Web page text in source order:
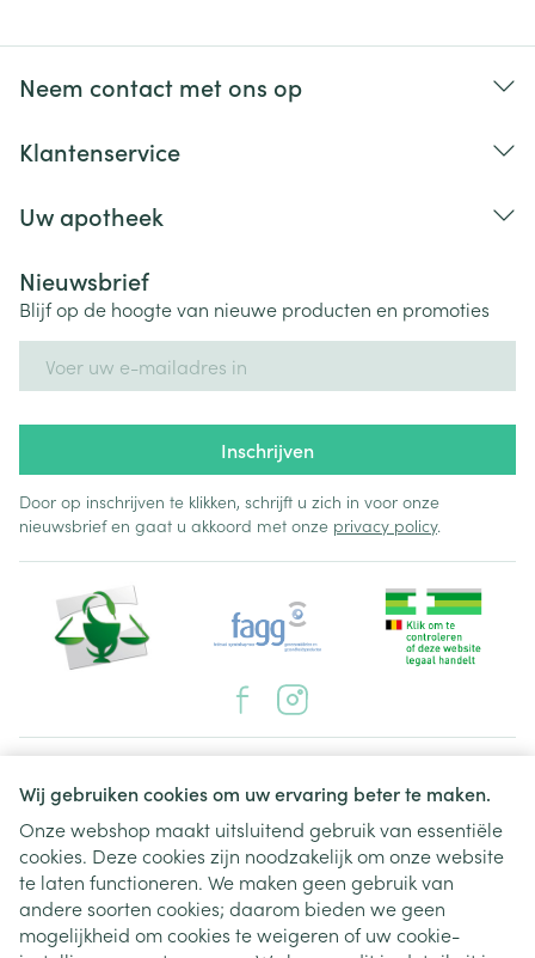
Wij gebruiken cookies om uw ervaring beter te maken.
Onze webshop maakt uitsluitend gebruik van essentiële
cookies. Deze cookies zijn noodzakelijk om onze website
te laten functioneren. We maken geen gebruik van
andere soorten cookies; daarom bieden we geen
mogelijkheid om cookies te weigeren of uw cookie-
Neem contact met ons op
Klantenservice
Uw apotheek
Nieuwsbrief
Blijf op de hoogte van nieuwe producten en promoties
Inschrijven
Door op inschrijven te klikken, schrijft u zich in voor onze
nieuwsbrief en gaat u akkoord met onze privacy policy.
Juridische links